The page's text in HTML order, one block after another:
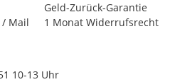
/ Mail
Geld-Zurück-Garantie
1 Monat Widerrufsrecht
10-13 Uhr